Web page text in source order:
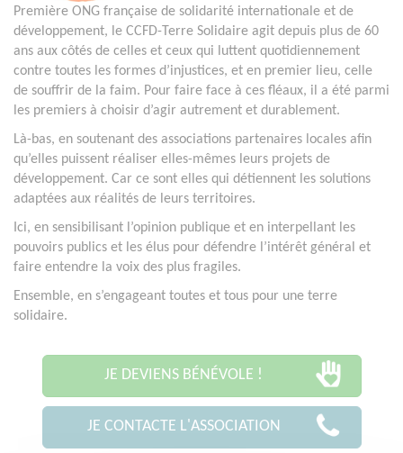
Première ONG française de solidarité internationale et de
développement, le CCFD-Terre Solidaire agit depuis plus de 60
ans aux côtés de celles et ceux qui luttent quotidiennement
contre toutes les formes d’injustices, et en premier lieu, celle
de souffrir de la faim. Pour faire face à ces fléaux, il a été parmi
les premiers à choisir d’agir autrement et durablement.
Là-bas, en soutenant des associations partenaires locales afin
qu’elles puissent réaliser elles-mêmes leurs projets de
développement. Car ce sont elles qui détiennent les solutions
adaptées aux réalités de leurs territoires.
Ici, en sensibilisant l’opinion publique et en interpellant les
pouvoirs publics et les élus pour défendre l’intérêt général et
faire entendre la voix des plus fragiles.
Ensemble, en s’engageant toutes et tous pour une terre
solidaire.
JE DEVIENS BÉNÉVOLE !
JE CONTACTE L'ASSOCIATION